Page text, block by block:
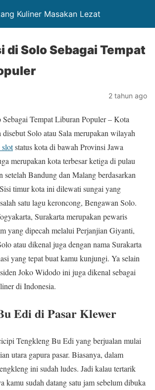
Kuliner Masakan Lezat
di Solo Sebagai Tempat
2 tahun ago
Tempat Liburan Populer – Kota
disebut Solo atau Sala merupakan wilayah
status kota di bawah Provinsi Jawa
merupakan kota terbesar ketiga di pulau
setelah Bandung dan Malang berdasarkan
timur kota ini dilewati sungai yang
satu lagu keroncong, Bengawan Solo.
Surakarta merupakan pewaris
yang dipecah melalui Perjanjian Giyanti,
atau dikenal juga dengan nama Surakarta
yang tepat buat kamu kunjungi. Ya selain
Joko Widodo ini juga dikenal sebagai
di Indonesia.
Edi di Pasar Klewer
Tengkleng Bu Edi yang berjualan mulai
utara gapura pasar. Biasanya, dalam
ini sudah ludes. Jadi kalau tertarik
kamu sudah datang satu jam sebelum dibuka